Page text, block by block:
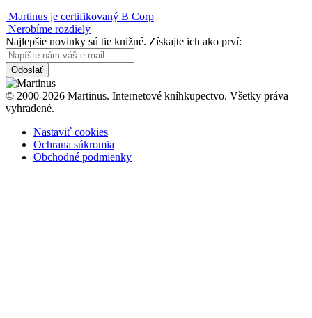
Martinus je certifikovaný B Corp
Nerobíme rozdiely
Najlepšie novinky sú tie knižné. Získajte ich ako prví:
Odoslať
© 2000-2026 Martinus. Internetové kníhkupectvo. Všetky práva
vyhradené.
Nastaviť cookies
Ochrana súkromia
Obchodné podmienky